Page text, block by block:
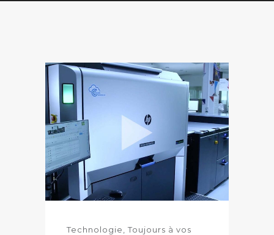
Technologie
Toujours à vos